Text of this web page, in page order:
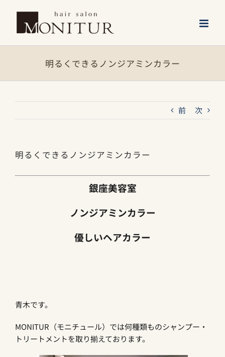
content
明るくできるノンジアミンカラー
前 次
明るくできるノンジアミンカラー
銀座美容室
ノンジアミンカラー
優しいヘアカラー
青木です。
MONITUR（モニチュール）では何種類ものシャンプー・
トリートメントを取り揃えております。